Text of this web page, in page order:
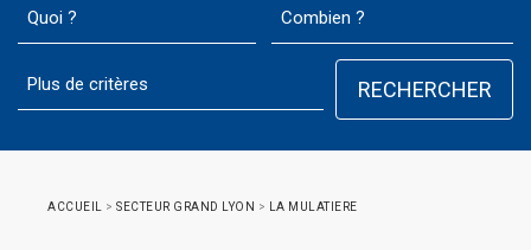
ACCUEIL > SECTEUR GRAND LYON > LA MULATIERE